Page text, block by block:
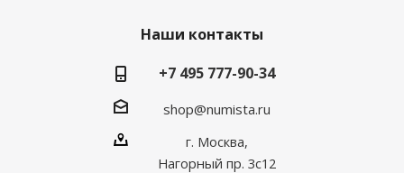
Наши контакты
+7 495 777-90-34
shop@numista.ru
г. Москва,
Нагорный пр. 3с12